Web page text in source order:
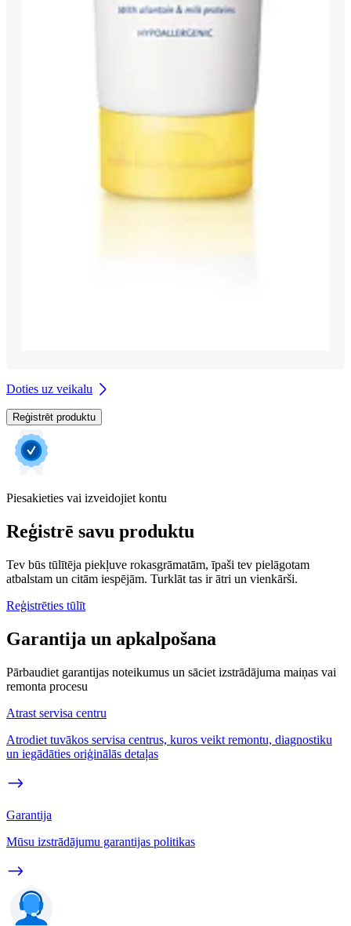
Doties uz veikalu
Reģistrēt produktu
Piesakieties vai izveidojiet kontu
Reģistrē savu produktu
Tev būs tūlītēja piekļuve rokasgrāmatām, īpaši tev pielāgotam
atbalstam un citām iespējām. Turklāt tas ir ātri un vienkārši.
Reģistrēties tūlīt
Garantija un apkalpošana
Pārbaudiet garantijas noteikumus un sāciet izstrādājuma maiņas vai
remonta procesu
Atrast servisa centru
Atrodiet tuvākos servisa centrus, kuros veikt remontu, diagnostiku
un iegādāties oriģinālās detaļas
Garantija
Mūsu izstrādājumu garantijas politikas